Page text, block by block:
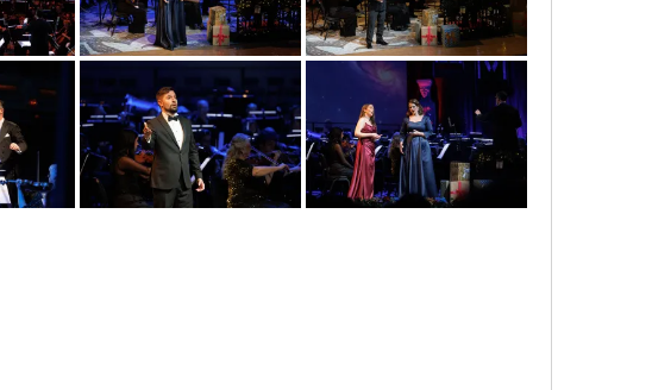
novogodisnji_gala_koncert_45novogodisnji_gala_koncert_51